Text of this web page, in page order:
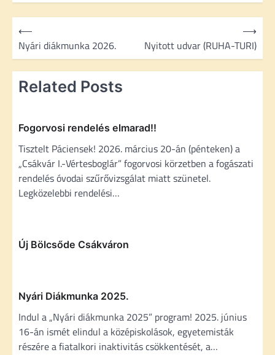
B
j
⟵
Nyári diákmunka 2026.
Nyitott udvar (RUHA-TURI)
⟶
Related Posts
Fogorvosi rendelés elmarad!!
Tisztelt Páciensek! 2026. március 20-án (pénteken) a
„Csákvár I.-Vértesboglár” fogorvosi körzetben a fogászati
rendelés óvodai szűrővizsgálat miatt szünetel.
Legközelebbi rendelési…
Új Bölcsőde Csákváron
Nyári Diákmunka 2025.
Indul a „Nyári diákmunka 2025” program! 2025. június
16-án ismét elindul a középiskolások, egyetemisták
részére a fiatalkori inaktivitás csökkentését, a…